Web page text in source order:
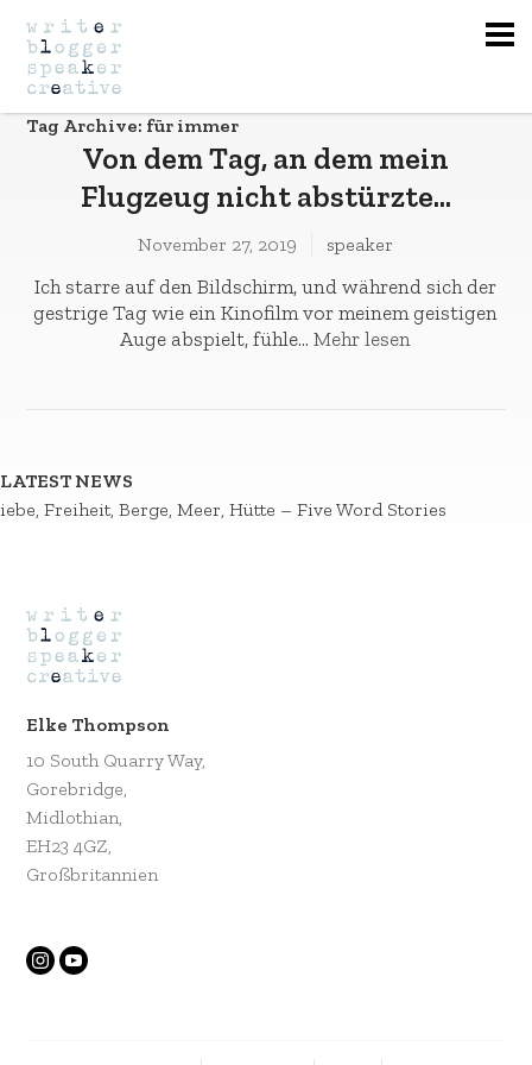
Tag Archive: für immer
Von dem Tag, an dem mein
Flugzeug nicht abstürzte…
November 27, 2019 speaker
Ich starre auf den Bildschirm, und während sich der
gestrige Tag wie ein Kinofilm vor meinem geistigen
Auge abspielt, fühle...Mehr lesen
LATEST NEWS
Freiheit, Berge, Meer, Hütte – Five Word Stories
Elke Thompson
10 South Quarry Way,
Gorebridge,
Midlothian,
EH23 4GZ,
Großbritannien